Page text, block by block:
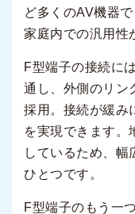
ど多くのAV機器
家庭内での汎用性
F型端子の接続に
通し、外側のリン
採用。接続が緩み
を実現できます。
しているため、幅
ひとつです。
F型端子のもう一